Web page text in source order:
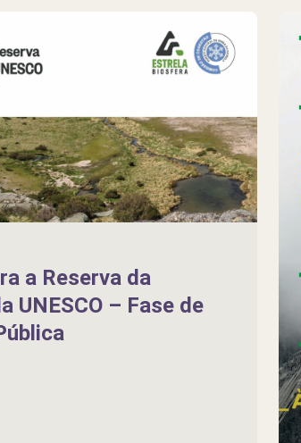
a Reserva da
UNESCO – Fase de